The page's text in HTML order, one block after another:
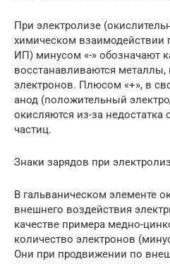
При электролизе
химическом взаимодействии
ИП) минусом «-» обозначают
восстанавливаются металлы,
электронов. Плюсом «+», в
анод (положительный
окисляются из-за
частиц.
Знаки зарядов при
В гальваническом элементе
внешнего воздействия
качестве примера медно-
количество электронов
Они при продвижении по